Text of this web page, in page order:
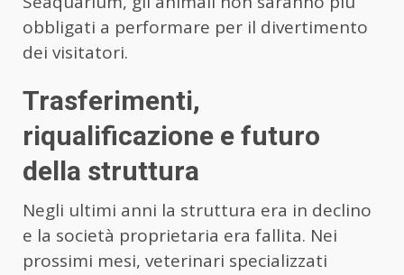
obbligati a performare per il divertimento
dei visitatori.
Trasferimenti,
riqualificazione e futuro
della struttura
Negli ultimi anni la struttura era in declino
e la società proprietaria era fallita. Nei
prossimi mesi, veterinari specializzati